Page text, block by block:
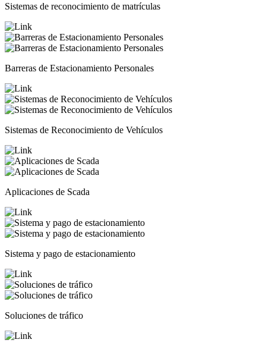
Sistemas de reconocimiento de matrículas
Barreras de Estacionamiento Personales
Sistemas de Reconocimiento de Vehículos
Aplicaciones de Scada
Sistema y pago de estacionamiento
Soluciones de tráfico